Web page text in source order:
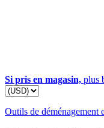
Si pris en magasin, plus
Outils de déménagement